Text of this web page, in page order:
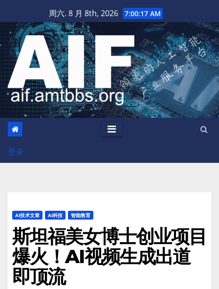
至
内
容
周六. 8 月 8th, 2026 7:00:19 AM
登录
AI技术文章 AI科技 智能教育
斯坦福美女博士创业项目
爆火！AI视频生成出道
即顶流